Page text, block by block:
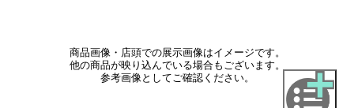
商品画像・店頭での展示画像はイメージです。
他の商品が映り込んでいる場合もございます。
参考画像としてご確認ください。